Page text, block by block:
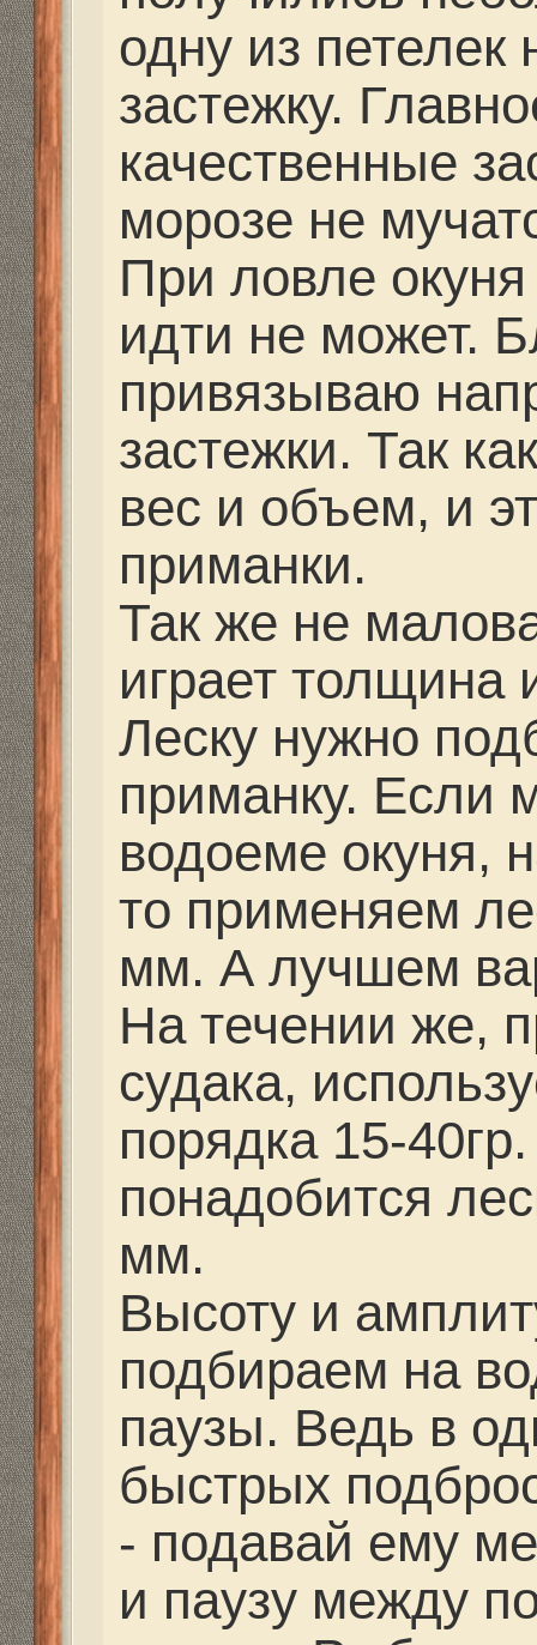
играет толщина
Леску нужно
приманку. Если мы
водоеме окуня, на
то применяем леску
мм. А лучшем
На течении же, при
судака, используем
порядка 15-40гр. Вот
понадобится леска
мм.
Высоту и амплитуду
подбираем на
паузы. Ведь в один
быстрых подбросах
- подавай ему
и паузу между
секунд. Рыба очень
ловить ее, нужно
эксперементировать.
Зимой без эхолота
делать нечего. Ведь
стоит на бровках
тактика поиска рыбы
этих бровок и коряг.
замечал что - окунь
запредельно малых
Достаточно 15-20 см
подо льдом, и
хищника. Я не знаю
делает но, факт
По моим
ловли щуки
оттепелям, а вот
ловиться в самые
зимой скучать не